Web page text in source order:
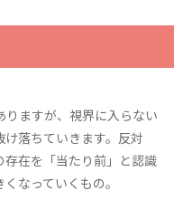
りますが、視界に入らない
落ちていきます。反対
存在を「当たり前」と認識
なっていくもの。